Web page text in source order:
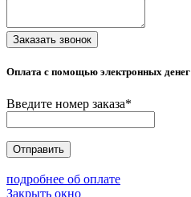
Заказать звонок
Оплата с помощью электронных денег
Введите номер заказа*
Отправить
подробнее об оплате
Закрыть окно